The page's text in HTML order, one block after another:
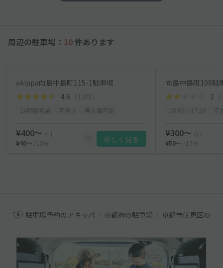
周辺の駐車場： 10 件あります
akippa向島中島町115-1駐車場
4.6 （13件）
¥400〜
/日
¥40〜
/15分 詳しく見る
向島中島町108駐
2
¥300〜
/日
¥50〜
/15分
駐車場予約のアキッパ 京都府の駐車場 京都市伏見区の駐